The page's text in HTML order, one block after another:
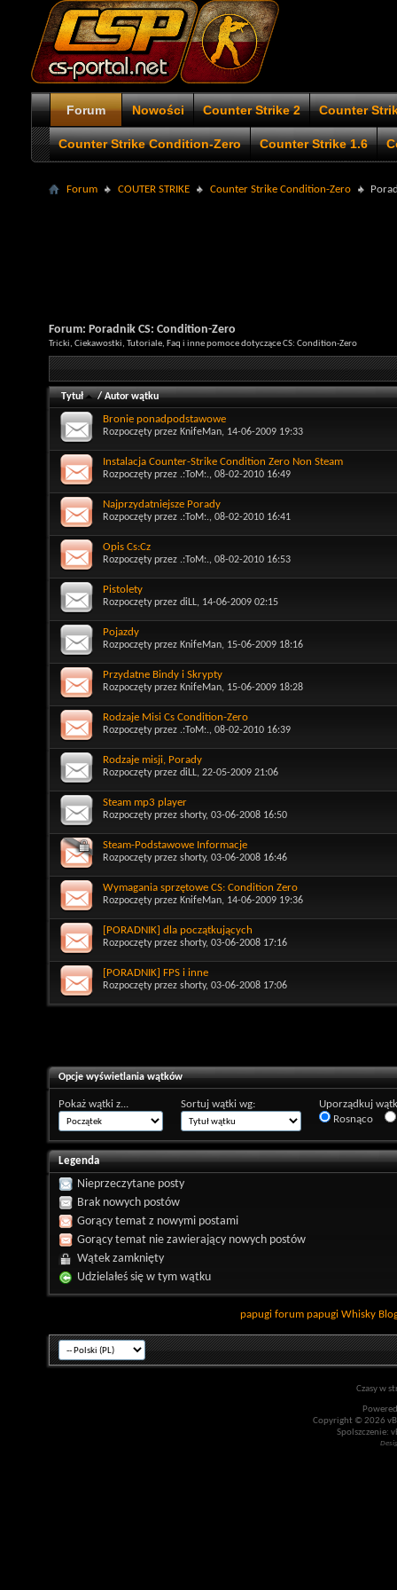
Forum Nowości Counter Strike 2 Counter
Counter Strike Condition-Zero Counter Strike 1.6
Forum COUTER STRIKE Counter Strike Condition-Zero
Forum: Poradnik CS: Condition-Zero
Tricki, Ciekawostki, Tutoriale, Faq i inne pomoce dotyczące CS: Condition-Zero
Tytuł /Autor wątku
Bronie ponadpodstawowe
Rozpoczęty przez KnifeMan, 14-06-2009 19:33
Instalacja Counter-Strike Condition Zero Non Steam
Rozpoczęty przez .:ToM:., 08-02-2010 16:49
Najprzydatniejsze Porady
Rozpoczęty przez .:ToM:., 08-02-2010 16:41
Opis Cs:Cz
Rozpoczęty przez .:ToM:., 08-02-2010 16:53
Pistolety
Rozpoczęty przez diLL, 14-06-2009 02:15
Pojazdy
Rozpoczęty przez KnifeMan, 15-06-2009 18:16
Przydatne Bindy i Skrypty
Rozpoczęty przez KnifeMan, 15-06-2009 18:28
Rodzaje Misi Cs Condition-Zero
Rozpoczęty przez .:ToM:., 08-02-2010 16:39
Rodzaje misji, Porady
Rozpoczęty przez diLL, 22-05-2009 21:06
Steam mp3 player
Rozpoczęty przez shorty, 03-06-2008 16:50
Steam-Podstawowe Informacje
Rozpoczęty przez shorty, 03-06-2008 16:46
Wymagania sprzętowe CS: Condition Zero
Rozpoczęty przez KnifeMan, 14-06-2009 19:36
[PORADNIK] dla początkujących
Rozpoczęty przez shorty, 03-06-2008 17:16
[PORADNIK] FPS i inne
Rozpoczęty przez shorty, 03-06-2008 17:06
Opcje wyświetlania wątków
Pokaż wątki z... Sortuj wątki wg:
Uporządkuj
Rosnąco
Legenda
Nieprzeczytane posty
Brak nowych postów
Gorący temat z nowymi postami
Gorący temat nie zawierający nowych postów
Wątek zamknięty
Udzielałeś się w tym wątku
papugi forum papugi Whisky
Czasy w
Copyright © 2026
Spolszczenie: